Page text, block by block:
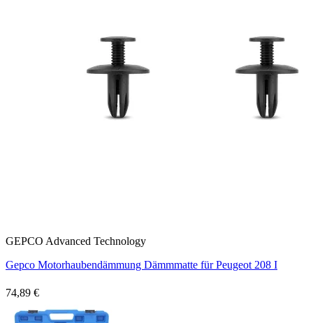
GEPCO Advanced Technology
Gepco Motorhaubendämmung Dämmmatte für Peugeot 208 I
74,89 €